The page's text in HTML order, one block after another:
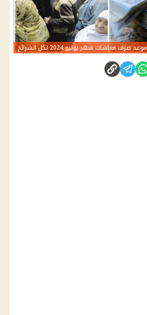
موعد صرف معاشات شهر يونيو 2024 لكل الشرائح